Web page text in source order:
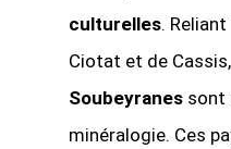
culturelles.
Ciotat et de
Soubeyranessont
minéralogie. Ces